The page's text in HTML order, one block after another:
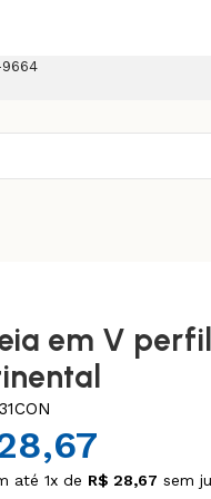
9664
em V
até1x de R$ 28,67 sem